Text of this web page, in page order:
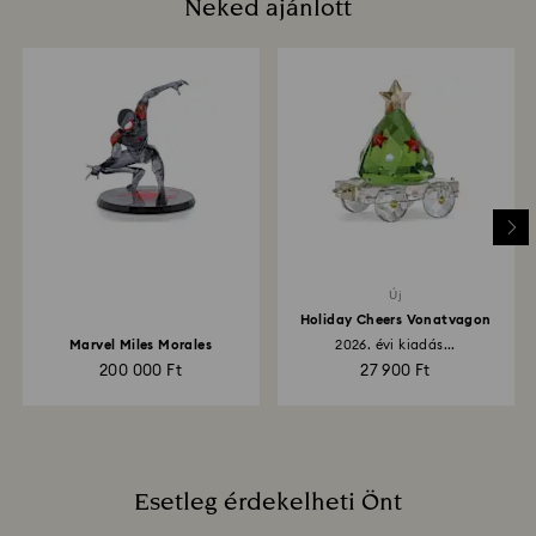
Amint beérkezik hozzánk a visszáru, regisztráljuk,
Önt pedig e-mailben értesítjük, ha a csomag
feldolgozásra került. A pénzvisszatérítés ezt követen
az Ön pénzügyi intézetének útmutatásától függően
akár 3-7 munkanapot is igénybe vehet. A jóváírás
ugyanazzal a módszerrel történik, ahogyan a
Neked ajánlott
Marvel Miles Morales
200 000 Ft
Új
Holiday Cheers Vonatvagon
2026. évi kiadás...
27 900 Ft
Esetleg érdekelheti Önt